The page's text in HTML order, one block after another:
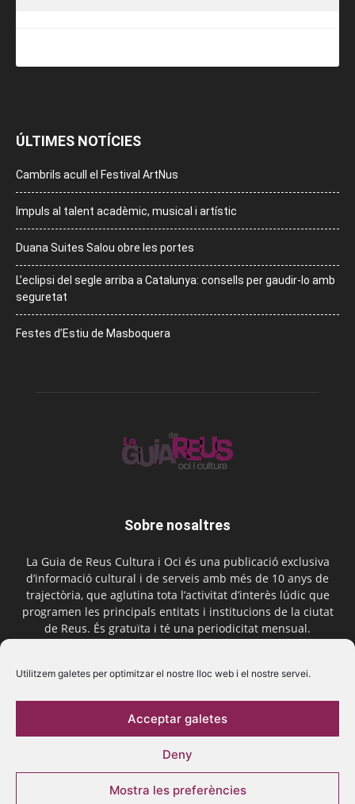
Utilitzem galetes per optimitzar el nostre lloc web i el nostre servei.
Acceptar galetes
Deny
Mostra les preferències
ÚLTIMES NOTÍCIES
Cambrils acull el Festival ArtNus
Impuls al talent acadèmic, musical i artístic
Duana Suites Salou obre les portes
L’eclipsi del segle arriba a Catalunya: consells per gaudir-lo amb
seguretat
Festes d’Estiu de Masboquera
Sobre nosaltres
La Guia de Reus Cultura i Oci és una publicació exclusiva
d’informació cultural i de serveis amb més de 10 anys de
trajectòria, que aglutina tota l’activitat d’interès lúdic que
programen les principals entitats i institucions de la ciutat
de Reus. És gratuïta i té una periodicitat mensual.
Segueix-nos